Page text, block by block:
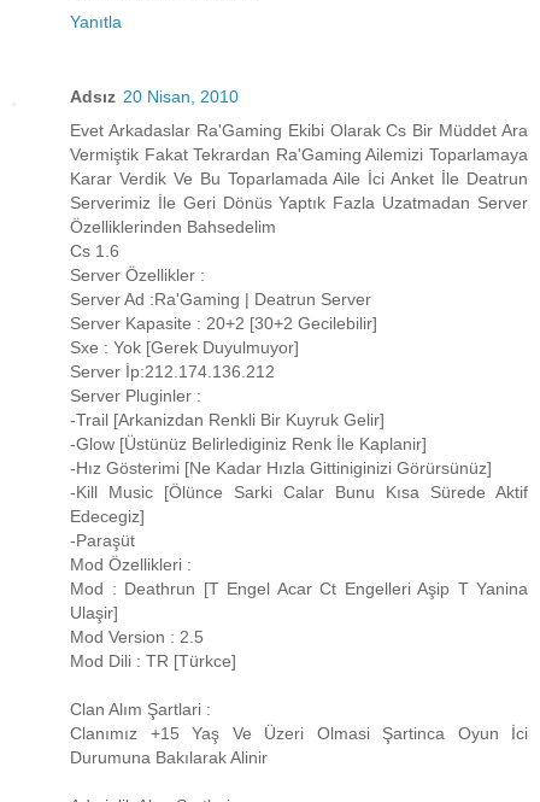
Yanıtla
Adsız 20 Nisan, 2010
Evet Arkadaslar Ra'Gaming Ekibi Olarak Cs Bir Müddet Ara
Vermiştik Fakat Tekrardan Ra'Gaming Ailemizi Toparlamaya
Karar Verdik Ve Bu Toparlamada Aile İci Anket İle Deatrun
Serverimiz İle Geri Dönüs Yaptık Fazla Uzatmadan Server
Özelliklerinden Bahsedelim
Cs 1.6
Server Özellikler :
Server Ad :Ra'Gaming | Deatrun Server
Server Kapasite : 20+2 [30+2 Gecilebilir]
Sxe : Yok [Gerek Duyulmuyor]
Server İp:212.174.136.212
Server Pluginler :
-Trail [Arkanizdan Renkli Bir Kuyruk Gelir]
-Glow [Üstünüz Belirlediginiz Renk İle Kaplanir]
-Hız Gösterimi [Ne Kadar Hızla Gittiniginizi Görürsünüz]
-Kill Music [Ölünce Sarki Calar Bunu Kısa Sürede Aktif
Edecegiz]
-Paraşüt
Mod Özellikleri :
Mod : Deathrun [T Engel Acar Ct Engelleri Aşip T Yanina
Ulaşir]
Mod Version : 2.5
Mod Dili : TR [Türkce]
Clan Alım Şartlari :
Clanımız +15 Yaş Ve Üzeri Olmasi Şartinca Oyun İci
Durumuna Bakılarak Alinir